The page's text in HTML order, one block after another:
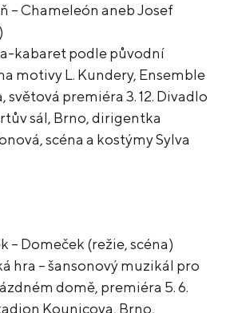
– Chameleón aneb Josef
kabaret podle původní
motivy L. Kundery, Ensemble
světová premiéra 3. 12. Divadlo
sál, Brno, dirigentka
scéna a kostýmy Sylva
– Domeček (režie, scéna)
hra – šansonový muzikál pro
domě, premiéra 5. 6.
Kounicova, Brno,